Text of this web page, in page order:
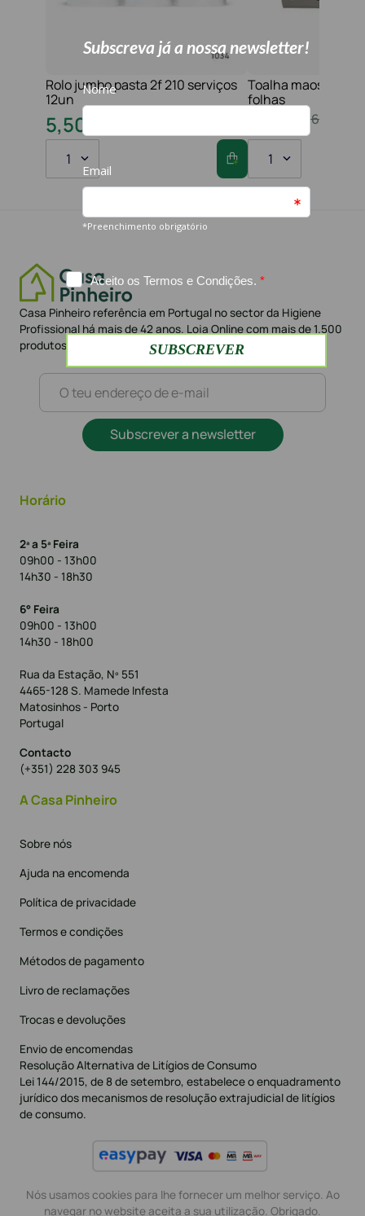
Rolo jumbo pasta 2f 210 serviços
12un
5,50
1
Toalha maos 2f
folhas
16
1
Casa Pinheiro referência em Portugal no sector da Higiene
Profissional há mais de 42 anos. Loja Online com mais de 1.500
produtos e mais de 10.000 clientes
Subscrever a newsletter
Horário
2ª a 5ª Feira
09h00 - 13h00
14h30 - 18h30
6° Feira
09h00 - 13h00
14h30 - 18h00
Rua da Estação, Nº 551
4465-128 S. Mamede Infesta
Matosinhos - Porto
Portugal
Contacto
(+351) 228 303 945
A Casa Pinheiro
Sobre nós
Ajuda na encomenda
Política de privacidade
Termos e condições
Métodos de pagamento
Livro de reclamações
Trocas e devoluções
Envio de encomendas
Resolução Alternativa de Litígios de Consumo
Lei 144/2015, de 8 de setembro, estabelece o enquadramento
jurídico dos mecanismos de resolução extrajudicial de litígios
de consumo.
Nós usamos cookies para lhe fornecer um melhor serviço. Ao
navegar no website aceita a sua utilização. Obrigado.